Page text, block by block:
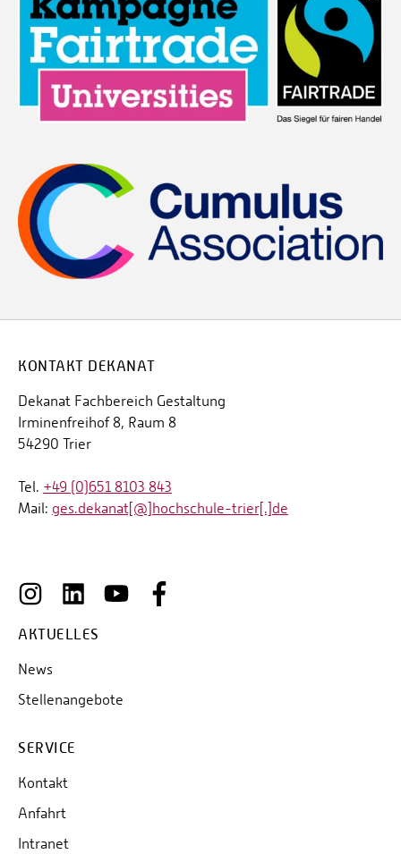
KONTAKT DEKANAT
Dekanat Fachbereich Gestaltung
Irminenfreihof 8, Raum 8
54290 Trier
Tel. +49 (0)651 8103 843
Mail: ges.dekanat[@]hochschule-trier[.]de
AKTUELLES
News
Stellenangebote
SERVICE
Kontakt
Anfahrt
Intranet